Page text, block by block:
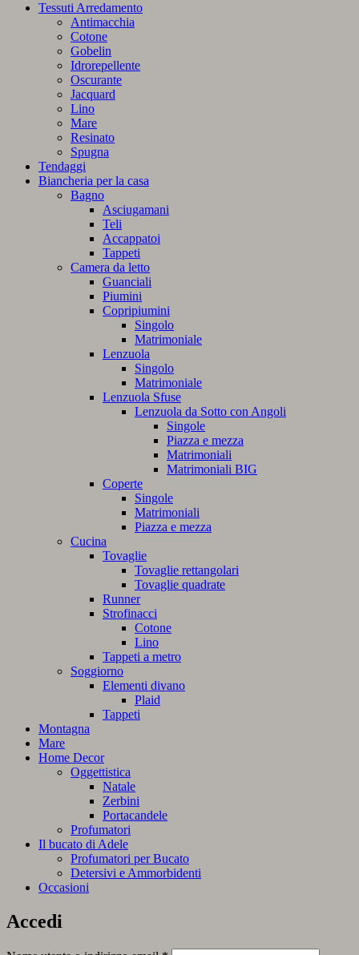
Tessuti Arredamento
Antimacchia
Cotone
Gobelin
Idrorepellente
Oscurante
Jacquard
Lino
Mare
Resinato
Spugna
Tendaggi
Biancheria per la casa
Bagno
Asciugamani
Teli
Accappatoi
Tappeti
Camera da letto
Guanciali
Piumini
Copripiumini
Singolo
Matrimoniale
Lenzuola
Singolo
Matrimoniale
Lenzuola Sfuse
Lenzuola da Sotto con Angoli
Singole
Piazza e mezza
Matrimoniali
Matrimoniali BIG
Coperte
Singole
Matrimoniali
Piazza e mezza
Cucina
Tovaglie
Tovaglie rettangolari
Tovaglie quadrate
Runner
Strofinacci
Cotone
Lino
Tappeti a metro
Soggiorno
Elementi divano
Plaid
Tappeti
Montagna
Mare
Home Decor
Oggettistica
Natale
Zerbini
Portacandele
Profumatori
Il bucato di Adele
Profumatori per Bucato
Detersivi e Ammorbidenti
Occasioni
Accedi